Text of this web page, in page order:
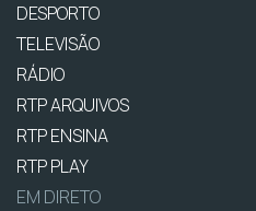
DESPORTO
TELEVISÃO
RÁDIO
RTP ARQUIVOS
RTP ENSINA
RTP PLAY
EM DIRETO